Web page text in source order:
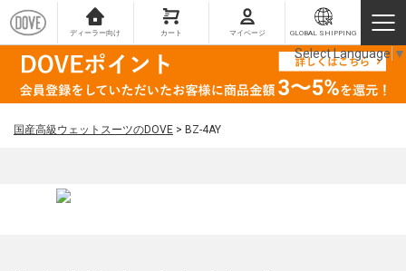
ディーラー向け カート マイページ GLOBAL SHIPPING
国産高級ウェットスーツのDOVE > BZ-4AY
Select Language ▼